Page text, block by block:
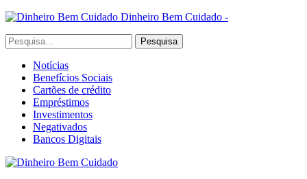
Dinheiro Bem Cuidado -
Notícias
Benefícios Sociais
Cartões de crédito
Empréstimos
Investimentos
Negativados
Bancos Digitais